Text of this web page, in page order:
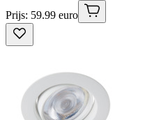
Prijs: 59.99 euro